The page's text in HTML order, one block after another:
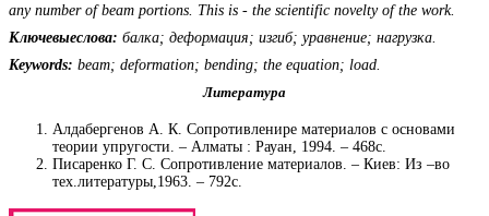
any number of beam portions. This is - the scientific novelty of the work.
Ключевыеслова: балка; деформация; изгиб; уравнение; нагрузка.
Keywords: beam; deformation; bending; the equation; load.
Литература
Алдабергенов А. К. Сопротивленире материалов с основами
теории упругости. – Алматы : Рауан, 1994. – 468с.
Писаренко Г. С. Сопротивление материалов. – Киев: Из –во
тех.литературы,1963. – 792с.